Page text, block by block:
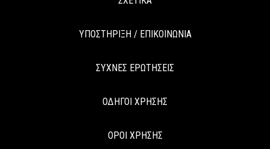
ΥΠΟΣΤΗΡΙΞΗ / ΕΠΙΚΟΙΝΩΝΙΑ
ΣΥΧΝΕΣ ΕΡΩΤΗΣΕΙΣ
ΟΔΗΓΟΙ ΧΡΗΣΗΣ
ΟΡΟΙ ΧΡΗΣΗΣ